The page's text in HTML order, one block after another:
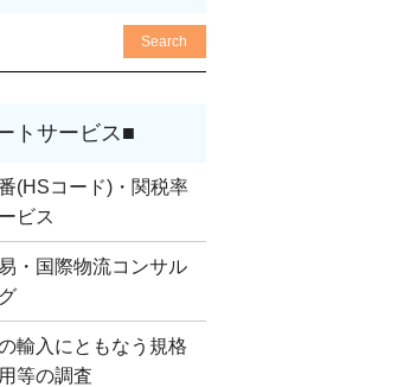
(HSコード)・関税率
ビス
・国際物流コンサル
輸入にともなう規格
等の調査